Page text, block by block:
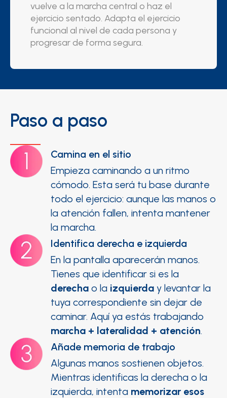
vuelve a la marcha central o haz el
ejercicio sentado. Adapta el ejercicio
funcional al nivel de cada persona y
progresar de forma segura.
Paso a paso
Camina en el sitio
Empieza caminando a un ritmo
cómodo. Esta será tu base durante
todo el ejercicio: aunque las manos o
la atención fallen, intenta mantener
la marcha.
Identifica derecha e izquierda
En la pantalla aparecerán manos.
Tienes que identificar si es la
derecha o la izquierda y levantar la
tuya correspondiente sin dejar de
caminar. Aquí ya estás trabajando
marcha + lateralidad + atención.
Añade memoria de trabajo
Algunas manos sostienen objetos.
Mientras identificas la derecha o la
izquierda, intenta memorizar esos